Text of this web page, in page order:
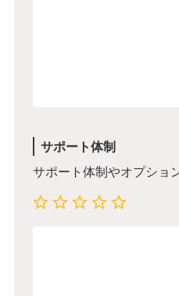
サポート体制
サポート体制やオプショ